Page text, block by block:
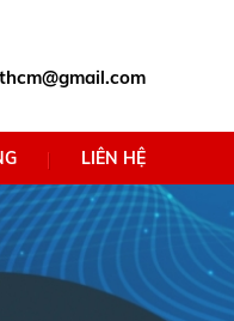
LIÊN HỆ